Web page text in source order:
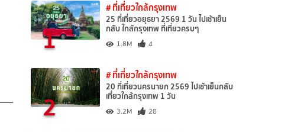
1
# ที่เที่ยวใกล้กรุงเทพ
25 ที่เที่ยวอยุธยา 2569 1 วัน ไปเช้าเย็น
กลับ ใกล้กรุงเทพ ที่เที่ยวครบๆ
1.8M 4
2
# ที่เที่ยวใกล้กรุงเทพ
20 ที่เที่ยวนครนายก 2569 ไปเช้าเย็นกลับ
เที่ยวใกล้กรุงเทพ 1 วัน
3.2M 28